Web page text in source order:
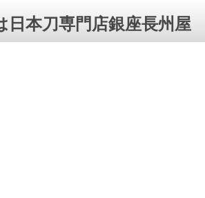
日本刀専門店銀座⻑州屋